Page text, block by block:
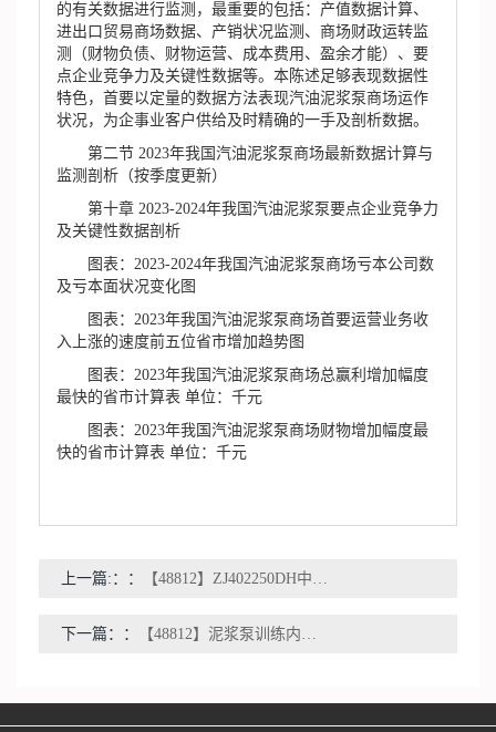
的有关数据进行监测，最重要的包括：产值数据计算、
进出口贸易商场数据、产销状况监测、商场财政运转监
测（财物负债、财物运营、成本费用、盈余才能）、要
点企业竞争力及关键性数据等。本陈述足够表现数据性
特色，首要以定量的数据方法表现汽油泥浆泵商场运作
状况，为企事业客户供给及时精确的一手及剖析数据。
第二节 2023年我国汽油泥浆泵商场最新数据计算与
监测剖析（按季度更新）
第十章 2023-2024年我国汽油泥浆泵要点企业竞争力
及关键性数据剖析
图表：2023-2024年我国汽油泥浆泵商场亏本公司数
及亏本面状况变化图
图表：2023年我国汽油泥浆泵商场首要运营业务收
入上涨的速度前五位省市增加趋势图
图表：2023年我国汽油泥浆泵商场总赢利增加幅度
最快的省市计算表 单位：千元
图表：2023年我国汽油泥浆泵商场财物增加幅度最
快的省市计算表 单位：千元
上一篇:： 【48812】ZJ402250DH中泥浆泵的最高泵压为（）MPa
下一篇： 【48812】泥浆泵训练内部PPT课件